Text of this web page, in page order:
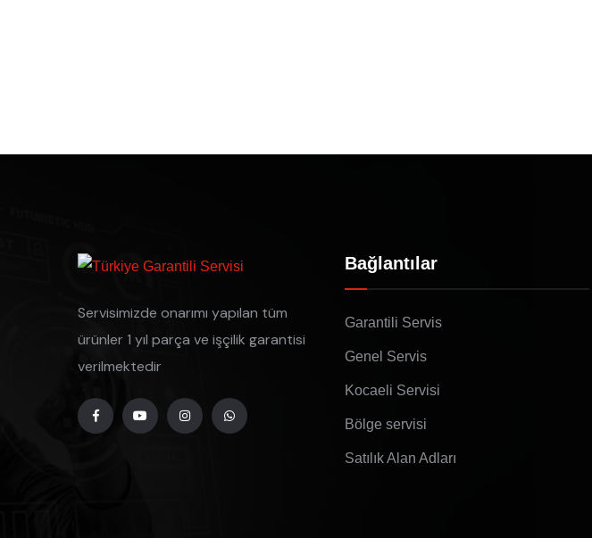
Servisimizde onarımı yapılan tüm
ürünler 1 yıl parça ve işçilik garantisi
verilmektedir
Bağlantılar
Garantili Servis
Genel Servis
Kocaeli Servisi
Bölge servisi
Satılık Alan Adları